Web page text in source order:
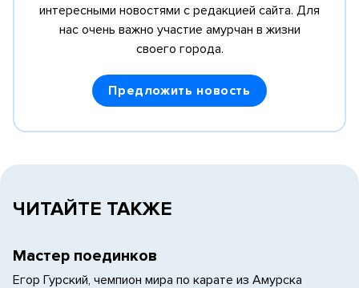
интересными новостями с редакцией сайта. Для
нас очень важно участие амурчан в жизни
своего города.
Предложить новость
ЧИТАЙТЕ ТАКЖЕ
Мастер поединков
Егор Гурский, чемпион мира по карате из Амурска